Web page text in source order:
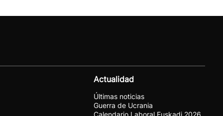
Actualidad
Últimas noticias
Guerra de Ucrania
Calendario Laboral Euskadi 2026